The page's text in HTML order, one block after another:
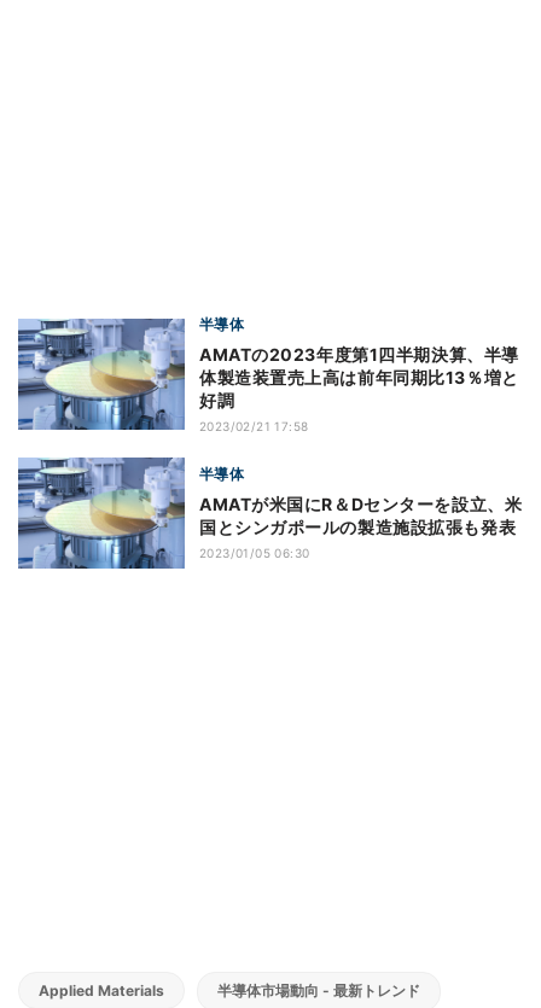
半導体
AMATの2023年度第1四半期決算、半導
体製造装置売上高は前年同期比13％増と
好調
2023/02/21 17:58
半導体
AMATが米国にR＆Dセンターを設立、米
国とシンガポールの製造施設拡張も発表
2023/01/05 06:30
Applied Materials 半導体市場動向 - 最新トレンド